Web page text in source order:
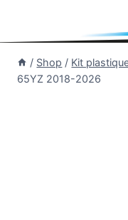
/ Shop / Kit
65YZ 2018-2026